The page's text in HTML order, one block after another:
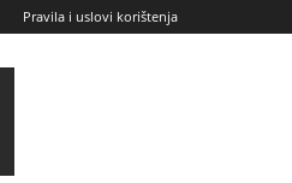
Pravila i uslovi korištenja